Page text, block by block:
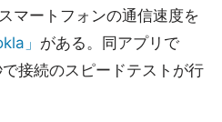
マートフォンの通信速度を
」 がある。同アプリで
接続のスピードテストが行